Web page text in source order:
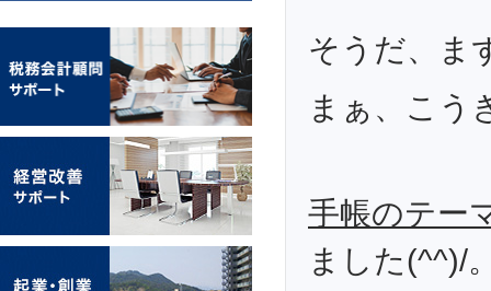
そうだ、ま
まぁ、こう
手帳のテー
ました(^^)/